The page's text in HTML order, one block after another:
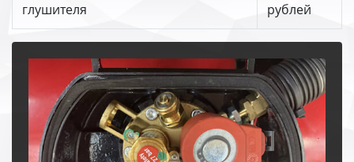
глушителя
рублей